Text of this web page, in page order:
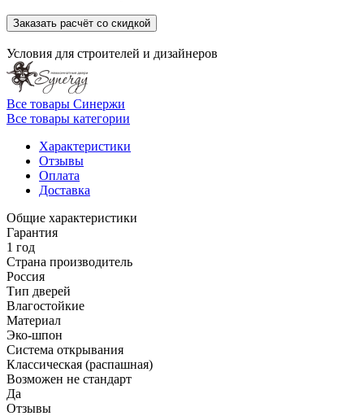
Заказать расчёт со скидкой
Условия для строителей и дизайнеров
Все товары Синержи
Все товары категории
Характеристики
Отзывы
Оплата
Доставка
Общие характеристики
Гарантия
1 год
Страна производитель
Россия
Тип дверей
Влагостойкие
Материал
Эко-шпон
Система открывания
Классическая (распашная)
Возможен не стандарт
Да
Отзывы